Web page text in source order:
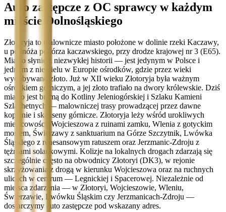
Auto zastępcze z OC sprawcy w każdym
mieście Dolnośląskiego
Złotoryja to malownicze miasto położone w dolinie rzeki Kaczawy,
u podnóża pogórza kaczawskiego, przy drodze krajowej nr 3 (E65).
Miasto słynie z niezwykłej historii — jest jedynym w Polsce i
jednym z niewielu w Europie ośrodków, gdzie przez wieki
wydobywano złoto. Już w XII wieku Złotoryja była ważnym
ośrodkiem górniczym, a jej złoto trafiało na dwory królewskie. Dziś
miasto jest bramą do Kotliny Jeleniogórskiej i Szlaku Kamieni
Szlachetnych — malowniczej trasy prowadzącej przez dawne
kopalnie i skanseny górnicze. Złotoryja leży wśród urokliwych
miejscowości: Wojcieszowa z ruinami zamku, Wlenia z gotyckim
mostem, Świerzawy z sanktuarium na Górze Szczytnik, Lwówka
Śląskiego z renesansowym ratuszem oraz Jerzmanic-Zdroju z
tężniami solankowymi. Kolizje na lokalnych drogach zdarzają się
szczególnie często na obwodnicy Złotoryi (DK3), w rejonie
skrzyżowania z drogą w kierunku Wojcieszowa oraz na ruchnych
ulicach w centrum — Legnickiej i Spacerowej. Niezależnie od
miejsca zdarzenia — w Złotoryi, Wojcieszowie, Wleniu,
Świerzawie, Lwówku Śląskim czy Jerzmanicach-Zdroju —
dostarczymy auto zastępcze pod wskazany adres.